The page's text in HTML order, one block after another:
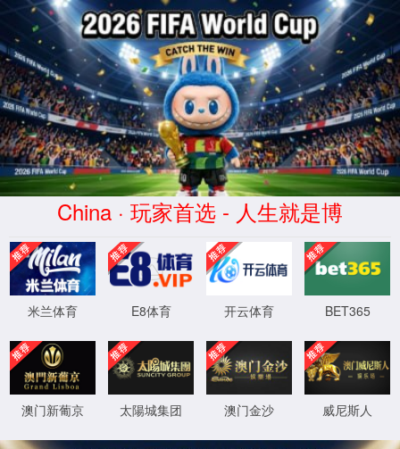
抱歉，您撞到了不存在的页面...
XML 地图